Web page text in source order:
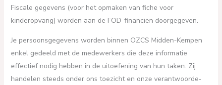
Fiscale gegevens (voor het opmaken van fiche voor
kinderopvang) worden aan de FOD-financiën doorgegeven.
Je persoonsgegevens worden binnen OZCS Midden-Kempen
enkel gedeeld met de medewerkers die deze informatie
effectief nodig hebben in de uitoefening van hun taken. Zij
handelen steeds onder ons toezicht en onze verantwoorde-